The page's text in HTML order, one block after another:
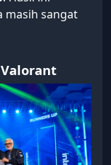
masih sangat